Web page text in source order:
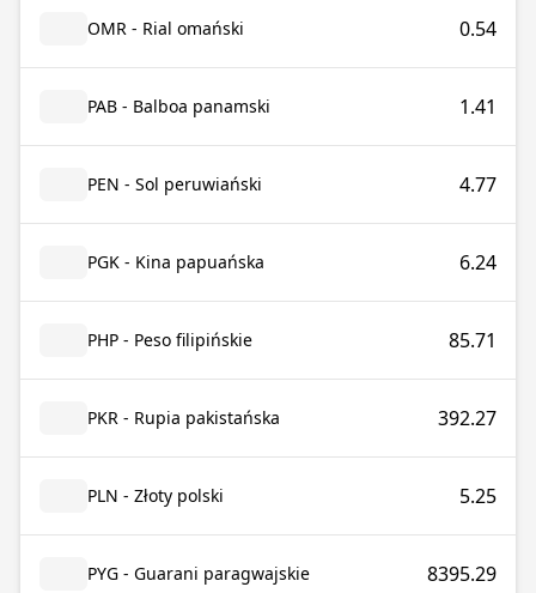
OMR - Rial omański 0.54
PAB - Balboa panamski 1.41
PEN - Sol peruwiański 4.77
PGK - Kina papuańska 6.24
PHP - Peso filipińskie 85.71
PKR - Rupia pakistańska 392.27
PLN - Złoty polski 5.25
PYG - Guarani paragwajskie 8395.29